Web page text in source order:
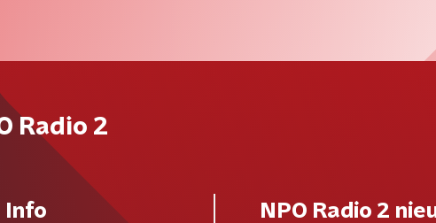
Radio 2
Info NPO Radio 2